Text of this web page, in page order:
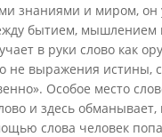
знаниями и миром, он
бытием, мышлением
в руки слово как
не выражения истины,
Особое место
и здесь обманывает,
слова человек